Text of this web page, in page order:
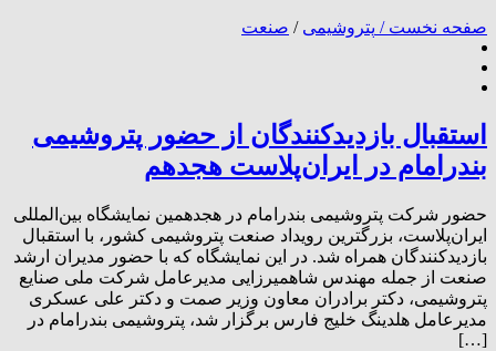
صفحه نخست / پتروشیمی / صنعت
استقبال بازدیدکنندگان از حضور پتروشیمی
بندرامام در ایران‌پلاست هجدهم
حضور شرکت پتروشیمی بندرامام در هجدهمین نمایشگاه بین‌المللی
ایران‌پلاست، بزرگترین رویداد صنعت پتروشیمی کشور، با استقبال
بازدیدکنندگان همراه شد. در این نمایشگاه که با حضور مدیران ارشد
صنعت از جمله مهندس شاهمیرزایی مدیرعامل شرکت ملی صنایع
پتروشیمی، دکتر برادران معاون وزیر صمت و دکتر علی عسکری
مدیرعامل هلدینگ خلیج فارس برگزار شد، پتروشیمی بندرامام در
[…]